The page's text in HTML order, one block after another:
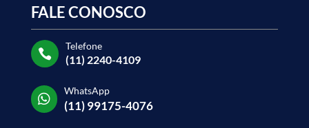
FALE CONOSCO

Telefone
(11) 2240-4109

WhatsApp
(11) 99175-4076